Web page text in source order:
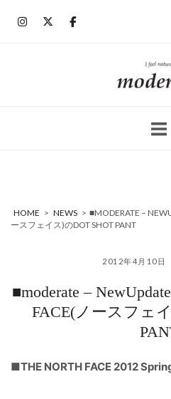
ホ
ー
HOME > NEWS > ■MODERATE –
ースフェイス)のDOT SHOT PANT
2012年4月10日
■moderate –
FACE(ノースフェ
■THE NORTH FACE 2012